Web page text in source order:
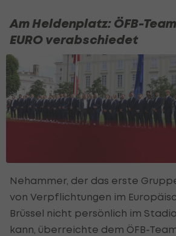
Am Heldenplatz: ÖFB-
EURO verabschiedet
Nehammer, der das erste
von Verpflichtungen im
Brüssel nicht persönlich im
kann, überreichte dem ÖFB-